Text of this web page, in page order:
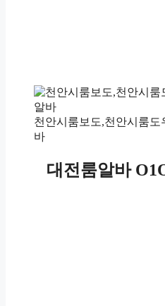
천안시룸보도,천안시룸
바
대전룸알바